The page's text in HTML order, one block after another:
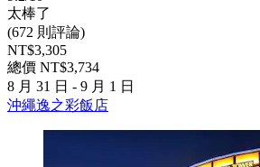
太棒了
(672 則評論)
NT$3,305
總價 NT$3,734
8 月 31 日 - 9 月 1 日
沖繩逸之彩飯店